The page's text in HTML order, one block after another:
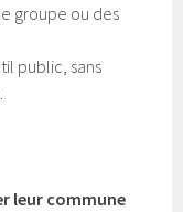
groupe ou des
public, sans
leur commune